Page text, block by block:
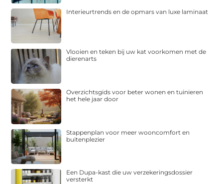
Interieurtrends en de opmars van luxe laminaat
Vlooien en teken bij uw kat voorkomen met de
dierenarts
Overzichtsgids voor beter wonen en tuinieren
het hele jaar door
Stappenplan voor meer wooncomfort en
buitenplezier
Een Dupa-kast die uw verzekeringsdossier
versterkt